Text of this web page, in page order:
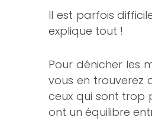
Il est parfois
explique tout !
Pour dénicher les
vous en trouverez
ceux qui sont trop
ont un équilibre